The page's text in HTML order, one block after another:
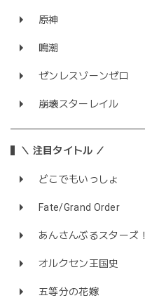
原神
鳴潮
ゼンレスゾーンゼロ
崩壊スターレイル
＼ 注目タイトル ／
どこでもいっしょ
Fate/Grand Order
あんさんぶるスターズ！
オルクセン王国史
五等分の花嫁